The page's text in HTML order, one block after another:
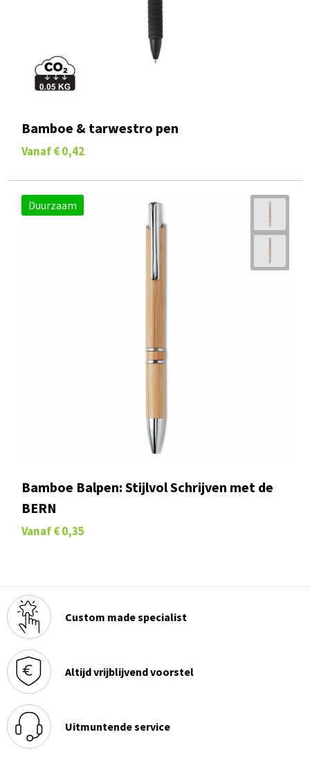
Bamboe & tarwestro pen
Vanaf € 0,42
Duurzaam
Bamboe Balpen: Stijlvol Schrijven met de
BERN
Vanaf € 0,35
Custom made specialist
Altijd vrijblijvend voorstel
Uitmuntende service